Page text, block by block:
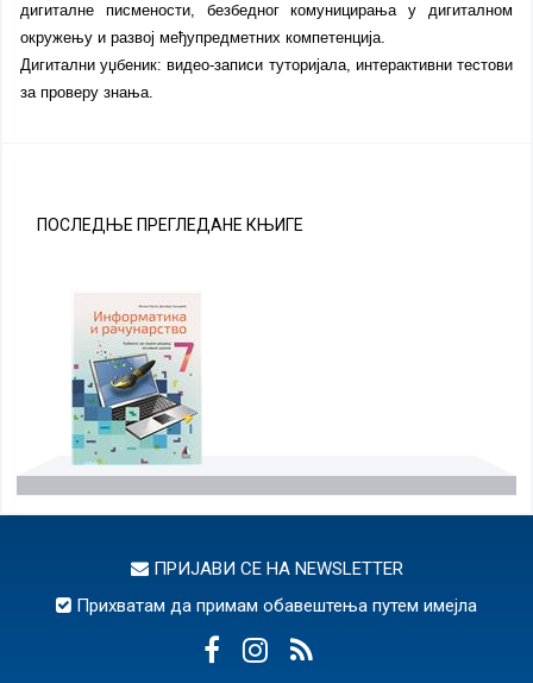
дигиталне писмености, безбедног комуницирања у дигиталном
окружењу и развој међупредметних компетенција.
Дигитални уџбеник:видео-записи туторијала, интерактивни тестови
за проверу знања.
ПОСЛЕДЊЕ ПРЕГЛЕДАНЕ КЊИГЕ
ПРИЈАВИ СЕ НА NEWSLETTER
Прихватам да примам обавештења путем имејла